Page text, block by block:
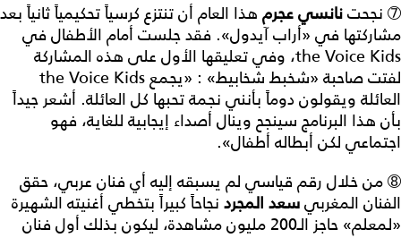
➆ نجحتنانسي عجرم هذا العام أن تنتزع كرسياً تحكيمياً ثانياً بعد
مشاركتها في «أراب آيدول». فقد جلست أمام الأطفال في
the Voice Kids، وفي تعليقها الأول على هذه المشاركة
لفتت صاحبة «شخبط شخابيط» : «يجمعthe Voice Kids
العائلة ويقولون دوماً بأنني نجمة تحبها كل العائلة. أشعر جيداً
بأن هذا البرنامج سينجح وينال أصداء إيجابية للغاية، فهو
اجتماعي لكن أبطاله أطفال».
➇ من خلال رقم قياسي لم يسبقه إليه أي فنان عربي، حقق
الفنان المغربيسعد المجرد نجاحاً كبيراً بتخطي أغنيته الشهيرة
«لمعلم» حاجز الـ200 مليون مشاهدة، ليكون بذلك أول فنان